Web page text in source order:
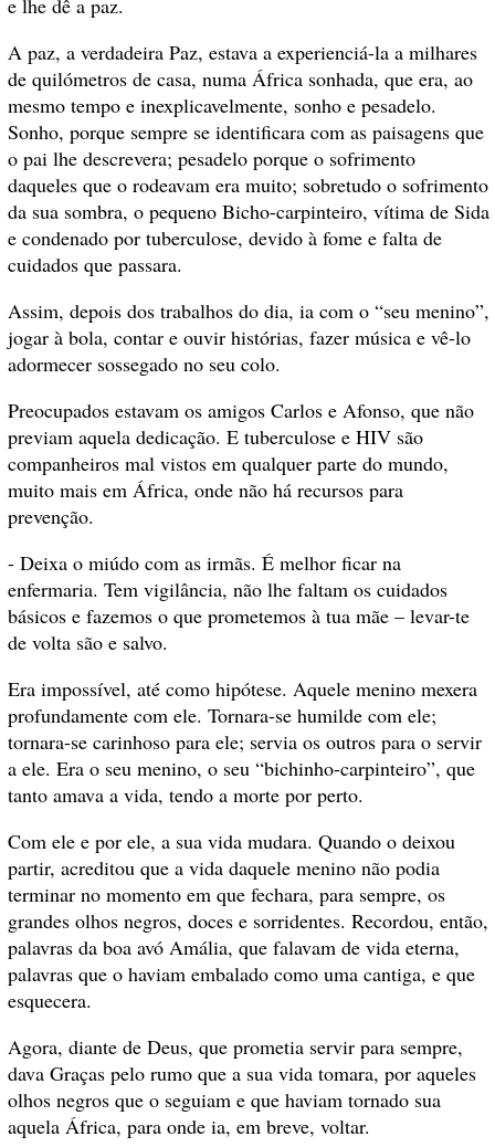
e lhe dê a paz.
A paz, a verdadeira Paz, estava a experienciá-la a milhares
de quilómetros de casa, numa África sonhada, que era, ao
mesmo tempo e inexplicavelmente, sonho e pesadelo.
Sonho, porque sempre se identificara com as paisagens que
o pai lhe descrevera; pesadelo porque o sofrimento
daqueles que o rodeavam era muito; sobretudo o sofrimento
da sua sombra, o pequeno Bicho-carpinteiro, vítima de Sida
e condenado por tuberculose, devido à fome e falta de
cuidados que passara.
Assim, depois dos trabalhos do dia, ia com o “seu menino”,
jogar à bola, contar e ouvir histórias, fazer música e vê-lo
adormecer sossegado no seu colo.
Preocupados estavam os amigos Carlos e Afonso, que não
previam aquela dedicação. E tuberculose e HIV são
companheiros mal vistos em qualquer parte do mundo,
muito mais em África, onde não há recursos para
prevenção.
- Deixa o miúdo com as irmãs. É melhor ficar na
enfermaria. Tem vigilância, não lhe faltam os cuidados
básicos e fazemos o que prometemos à tua mãe – levar-te
de volta são e salvo.
Era impossível, até como hipótese. Aquele menino mexera
profundamente com ele. Tornara-se humilde com ele;
tornara-se carinhoso para ele; servia os outros para o servir
a ele. Era o seu menino, o seu “bichinho-carpinteiro”, que
tanto amava a vida, tendo a morte por perto.
Com ele e por ele, a sua vida mudara. Quando o deixou
partir, acreditou que a vida daquele menino não podia
terminar no momento em que fechara, para sempre, os
grandes olhos negros, doces e sorridentes. Recordou, então,
palavras da boa avó Amália, que falavam de vida eterna,
palavras que o haviam embalado como uma cantiga, e que
esquecera.
Agora, diante de Deus, que prometia servir para sempre,
dava Graças pelo rumo que a sua vida tomara, por aqueles
olhos negros que o seguiam e que haviam tornado sua
aquela África, para onde ia, em breve, voltar.